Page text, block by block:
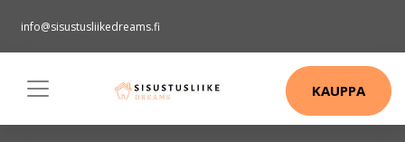
info@sisustusliikedreams.fi
KAUPPA